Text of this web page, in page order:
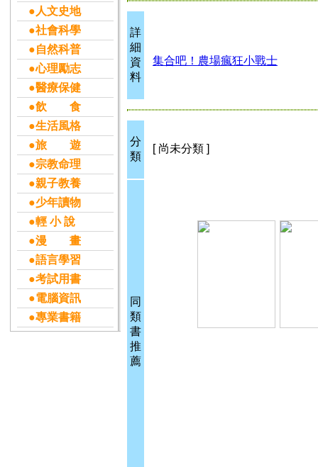
●人文史地
●社會科學
●自然科普
●心理勵志
●醫療保健
●飲 食
●生活風格
●旅 遊
●宗教命理
●親子教養
●少年讀物
●輕 小 說
●漫 畫
●語言學習
●考試用書
●電腦資訊
●專業書籍
詳
細
資
料
集合吧！農場瘋狂小戰士
分
類
[ 尚未分類 ]
同
類
書
推
薦